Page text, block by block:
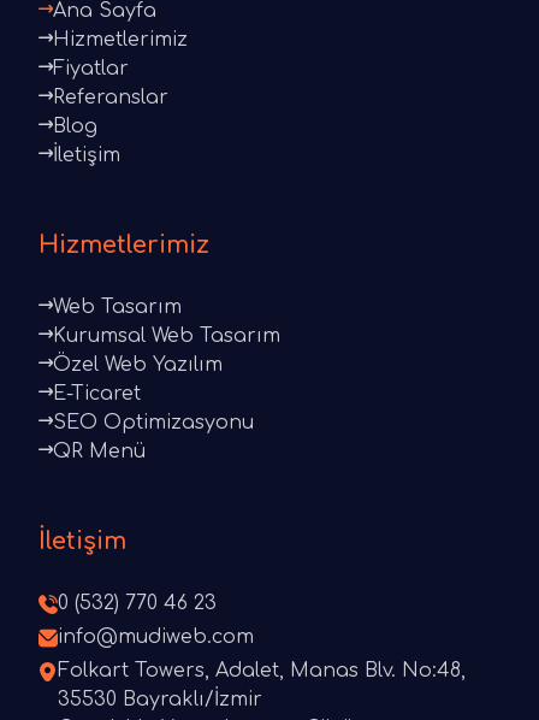
Ana Sayfa
Hizmetlerimiz
Fiyatlar
Referanslar
Blog
İletişim
Hizmetlerimiz
Web Tasarım
Kurumsal Web Tasarım
Özel Web Yazılım
E-Ticaret
SEO Optimizasyonu
QR Menü
İletişim
0 (532) 770 46 23
info@mudiweb.com
Folkart Towers, Adalet, Manas Blv. No:48,
35530 Bayraklı/İzmir